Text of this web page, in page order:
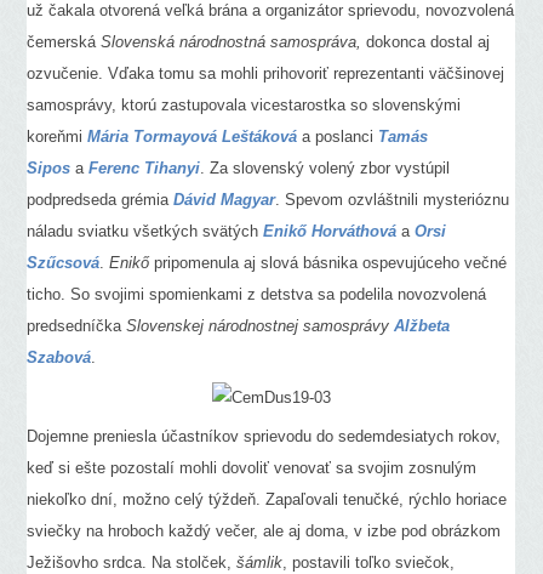
už čakala otvorená veľká brána a organizátor sprievodu, novozvolená
čemerskáSlovenská národnostná samospráva, dokonca dostal aj
ozvučenie. Vďaka tomu sa mohli prihovoriť reprezentanti väčšinovej
samosprávy, ktorú zastupovala vicestarostka so slovenskými
koreňmiMária Tormayová Leštáková a poslanci Tamás
Sipos a Ferenc Tihanyi. Za slovenský volený zbor vystúpil
podpredseda grémiaDávid Magyar. Spevom ozvláštnili mysterióznu
náladu sviatku všetkých svätýchEnikő Horváthová aOrsi
Szűcsová.Enikő pripomenula aj slová básnika ospevujúceho večné
ticho. So svojimi spomienkami z detstva sa podelila novozvolená
predsedníčkaSlovenskej národnostnej samosprávy Alžbeta
Szabová.
Dojemne preniesla účastníkov sprievodu do sedemdesiatych rokov,
keď si ešte pozostalí mohli dovoliť venovať sa svojim zosnulým
niekoľko dní, možno celý týždeň. Zapaľovali tenučké, rýchlo horiace
sviečky na hroboch každý večer, ale aj doma, v izbe pod obrázkom
Ježišovho srdca. Na stolček,šámlik, postavili toľko sviečok,